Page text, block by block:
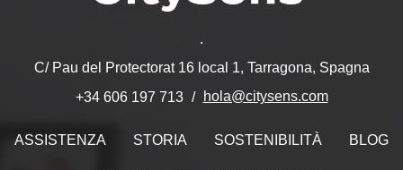
.
C/ Pau del Protectorat 16 local 1, Tarragona, Spagna
+34 606 197 713
hola@citysens.com
ASSISTENZA STORIA SOSTENIBILITÀ BLOG